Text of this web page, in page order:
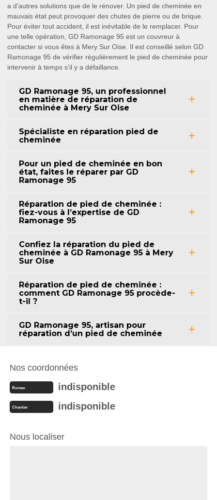
a d’autres solutions que de le rénover. Un pied de cheminée en
mauvais état peut provoquer des chutes de pierre ou de brique.
Pour éviter tout accident, il est inévitable de le remplacer. Pour
une telle opération, GD Ramonage 95 est un couvreur à
contacter si vous êtes à Mery Sur Oise. Il est conseillé selon GD
Ramonage 95 de vérifier régulièrement le pied de cheminée pour
intervenir à temps s’il y a défaillance.
GD Ramonage 95, un professionnel
en matière de réparation de
cheminée à Mery Sur Oise
Spécialiste en réparation pied de
cheminée
Pour un pied de cheminée en bon
état, faites le réparer par GD
Ramonage 95
Réparation de pied de cheminée :
fiez-vous à l’expertise de GD
Ramonage 95
Confiez la réparation du pied de
cheminée à GD Ramonage 95 à Mery
Sur Oise
Réparation de pied de cheminée :
comment GD Ramonage 95 procède-
t-il ?
GD Ramonage 95, artisan pour
réparation d’un pied de cheminée
Nos coordonnées
Bureau indisponible
Chantier indisponible
Nous localiser